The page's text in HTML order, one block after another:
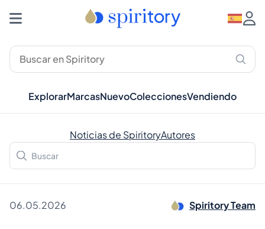
ExplorarMarcasNuevoColeccionesVendiendo
Noticias de SpiritoryAutores
06.05.2026 Spiritory Team